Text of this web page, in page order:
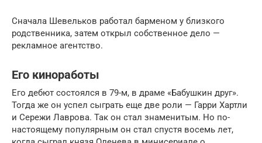
Сначала Шевельков работал барменом у близкого
родственника, затем открыл собственное дело —
рекламное агентство.
Его киноработы
Его дебют состоялся в 79-м, в драме «Бабушкин друг».
Тогда же он успел сыграть еще две роли — Гарри Хартли
и Сережи Лаврова. Так он стал знаменитым. Но по-
настоящему популярным он стал спустя восемь лет,